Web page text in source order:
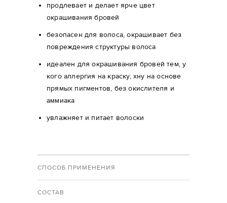
продлевает и делает ярче цвет
окрашивания бровей
безопасен для волоса, окрашивает без
повреждения структуры волоса
идеален для окрашивания бровей тем, у
кого аллергия на краску, хну на основе
прямых пигментов, без окислителя и
аммиака
увлажняет и питает волоски
СПОСОБ ПРИМЕНЕНИЯ
СОСТАВ